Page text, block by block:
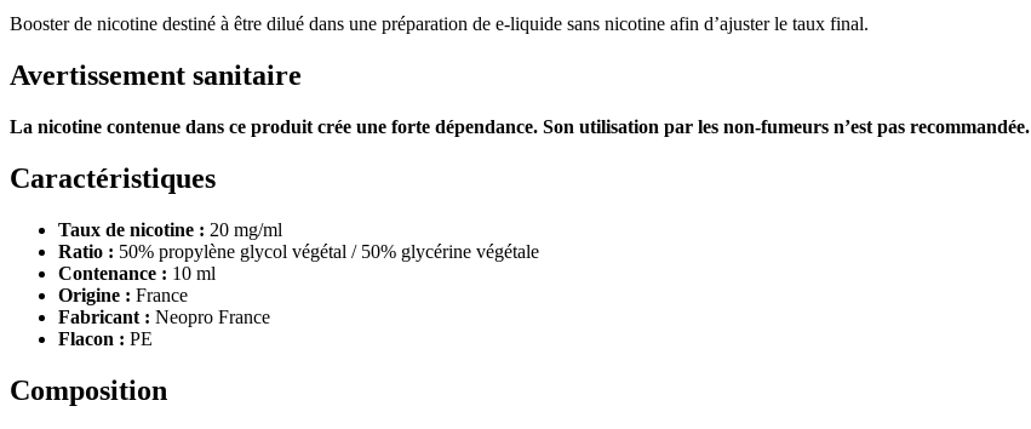
Booster de nicotine destiné à être dilué dans une préparation de e-liquide sans nicotine afin d’ajuster le taux final.
Avertissement sanitaire
La nicotine contenue dans ce produit crée une forte dépendance. Son utilisation par les non-fumeurs n’est pas recommandée.
Caractéristiques
Taux de nicotine : 20 mg/ml
Ratio : 50% propylène glycol végétal / 50% glycérine végétale
Contenance : 10 ml
Origine : France
Fabricant : Neopro France
Flacon : PE
Composition